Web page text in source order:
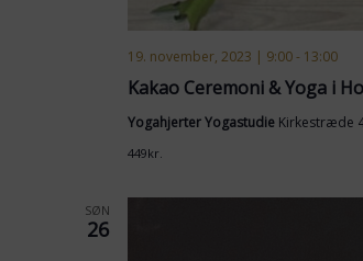
Kakao Ceremoni & Yoga i
19. november, 2023 | 9:00- 13:00
Yogahjerter Yogastudie Kirkestræde
449kr.
SØN
26